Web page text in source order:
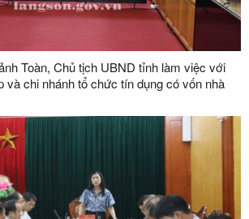
Toàn, Chủ tịch UBND tỉnh làm việc với
và chi nhánh tổ chức tín dụng có vốn nhà